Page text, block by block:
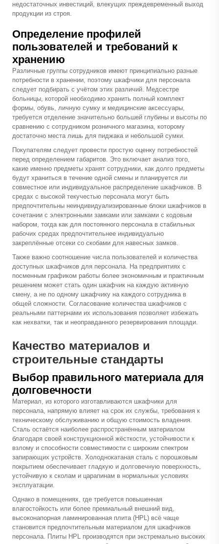
недостаточных инвестиций, влекущих преждевременный выход
продукции из строя.
Определение профилей
пользователей и требований к
хранению
Различные группы сотрудников имеют принципиально разные
потребности в хранении, поэтому шкафчики для персонала
следует подбирать с учётом этих различий. Медсестре
больницы, которой необходимо хранить полный комплект
формы, обувь, личную сумку и медицинские аксессуары,
требуется отделение значительно большей глубины и высоты по
сравнению с сотрудником розничного магазина, которому
достаточно места лишь для пиджака и небольшой сумки.
Покупателям следует провести простую оценку потребностей
перед определением габаритов. Это включает анализ того,
какие именно предметы хранят сотрудники, как долго предметы
будут храниться в течение одной смены и планируется ли
совместное или индивидуальное распределение шкафчиков. В
средах с высокой текучестью персонала могут быть
предпочтительны неиндивидуализированные блоки шкафчиков в
сочетании с электронными замками или замками с кодовым
набором, тогда как для постоянного персонала в стабильных
рабочих средах предпочтительнее индивидуально
закреплённые отсеки со скобами для навесных замков.
Также важно соотношение числа пользователей и количества
доступных шкафчиков для персонала. На предприятиях с
посменным графиком работы более экономичным и практичным
решением может стать один шкафчик на каждую активную
смену, а не по одному шкафчику на каждого сотрудника в
общей сложности. Согласование количества шкафчиков с
реальными паттернами их использования позволяет избежать
как нехватки, так и неоправданного резервирования площади.
Качество материалов и
строительные стандарты
Выбор правильного материала для
долговечности
Материал, из которого изготавливаются шкафчики для
персонала, напрямую влияет на срок их службы, требования к
техническому обслуживанию и общую стоимость владения.
Сталь остаётся наиболее распространённым материалом
благодаря своей конструкционной жёсткости, устойчивости к
взлому и способности совместимости с широким спектром
запирающих устройств. Холоднокатаная сталь с порошковым
покрытием обеспечивает гладкую и долговечную поверхность,
устойчивую к сколам и царапинам в нормальных условиях
эксплуатации.
Однако в помещениях, где требуется повышенная
влагостойкость или более премиальный внешний вид,
высоконапорная ламинированная плита (HPL) всё чаще
становится предпочтительным материалом для шкафчиков
персонала. Плиты HPL производятся при экстремально высоких